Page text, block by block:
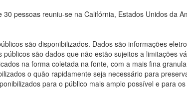
30 pessoas reuniu-se na Califórnia, Estados Unidos da
são disponibilizados. Dados são informações
públicos são dados que não estão sujeitos a limitações
na forma coletada na fonte, com a mais fina
o quão rapidamente seja necessário para
para o público mais amplo possível e para